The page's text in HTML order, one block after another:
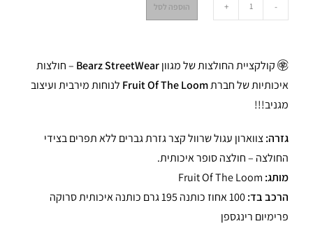
-
+ הוספה לסל
קולקציית החולצות של מגווןBearz StreetWear – חולצות
איכותיות של חברתFruit Of The Loom לנוחות מירבית ועיצוב
מגניב!!!
גזרה:צווארון עגול שרוול קצר גזרת גברים ללא תפרים בצידי
החולצה – חולצה סופר איכותית.
מותג:
הרכב בד:
100 אחוז כותנה 195 גרם כותנה איכותית סרוקה
פרימיום רינגספן